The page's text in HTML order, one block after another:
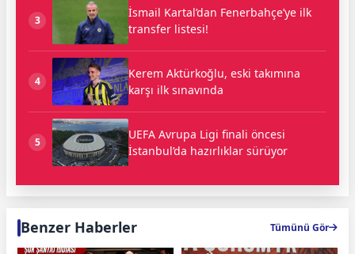
3
İsmail Kartal’dan Fenerbahçe’ye ilk
transfer listesi!
4
Kerem Aktürkoğlu, eski takımına
karşı ilk sınavında
5
UEFA Avrupa Ligi finali öncesi
İstanbul’da hazırlıklar sürüyor
Benzer Haberler Tümünü Gör